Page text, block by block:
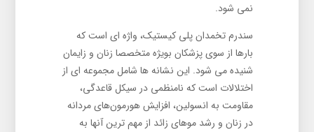
نمی شود.
سندرم تخمدان پلی کیستیک، واژه ای است که
بارها از سوی پزشکان بویژه متخصصا زنان و زایمان
شنیده می شود. این نشانه ها شامل مجموعه ای از
اختلالات است که نامنظمی در سیکل قاعدگی،
مقاومت به انسولین، افزایش هورمون‌های مردانه
در زنان و رشد موهای زائد از مهم ترین آنها به